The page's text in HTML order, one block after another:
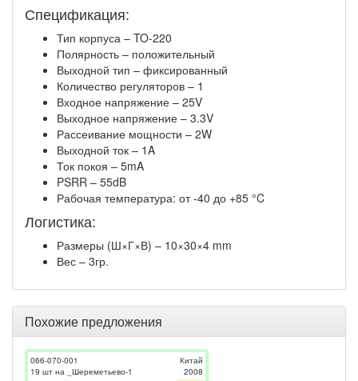
Спецификация:
Тип корпуса – TO-220
Полярность – положительный
Выходной тип – фиксированный
Количество регуляторов – 1
Входное напряжение – 25V
Выходное напряжение – 3.3V
Рассеивание мощности – 2W
Выходной ток – 1A
Ток покоя – 5mA
PSRR – 55dB
Рабочая температура: от -40 до +85 °C
Логистика:
Размеры (Ш×Г×В) – 10×30×4 mm
Вес – 3гр.
Похожие предложения
066-070-001
19 шт на _Шереметьево-1
Китай
2008